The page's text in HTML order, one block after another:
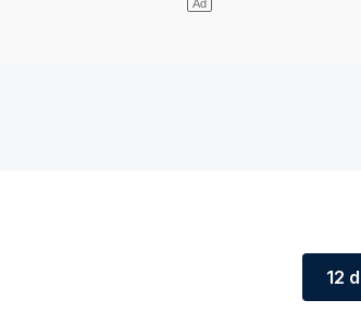
12